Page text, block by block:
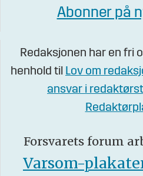
Abonner på
Redaksjonen har en fri
henhold til Lov om
ansvar i
Forsvarets forum
Varsom-